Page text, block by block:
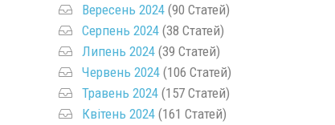
Вересень 2024(90 Статей)
Серпень 2024(38 Статей)
Липень 2024(39 Статей)
Червень 2024(106 Статей)
Травень 2024(157 Статей)
Квітень 2024(161 Статей)